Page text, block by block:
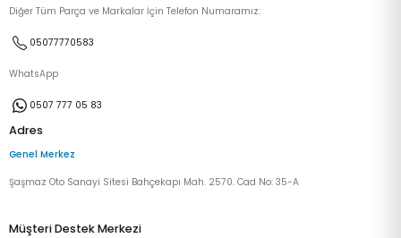
Diğer Tüm Parça ve Markalar İçin Telefon Numaramız:
05077770583
WhatsApp
0507 777 05 83
Adres
Genel Merkez
Şaşmaz Oto Sanayi Sitesi Bahçekapı Mah. 2570. Cad No: 35-A
Müşteri Destek Merkezi